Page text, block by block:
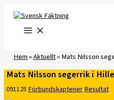
innehåll
Hem»Aktuellt»Mats Nilsson
Mats Nilsson segerrik i
091125FörbundskaptenerResultat